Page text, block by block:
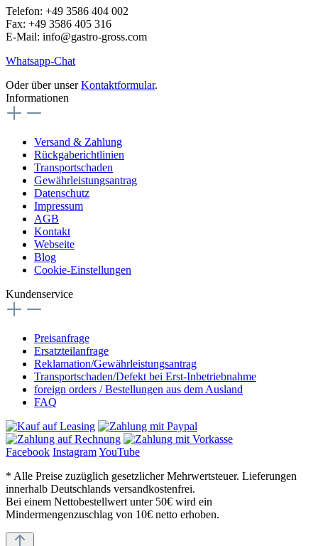
Telefon: +49 3586 404 002
Fax: +49 3586 405 316
E-Mail: info@gastro-gross.com
Whatsapp-Chat
Oder über unserKontaktformular.
Informationen
Versand & Zahlung
Rückgaberichtlinien
Transportschaden
Gewährleistungsantrag
Datenschutz
Impressum
AGB
Kontakt
Webseite
Blog
Cookie-Einstellungen
Kundenservice
Preisanfrage
Ersatzteilanfrage
Reklamation/Gewährleistungsantrag
Transportschaden/Defekt bei Erst-Inbetriebnahme
foreign orders / Bestellungen aus dem Ausland
FAQ
Facebook InstagramYouTube
* Alle Preise zuzüglich gesetzlicher Mehrwertsteuer. Lieferungen
innerhalb Deutschlands versandkostenfrei.
Bei einem Nettobestellwert unter 50€ wird ein
Mindermengenzuschlag von 10€ netto erhoben.